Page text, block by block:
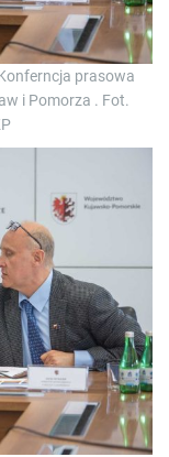
prasowa
i Pomorza . Fot.